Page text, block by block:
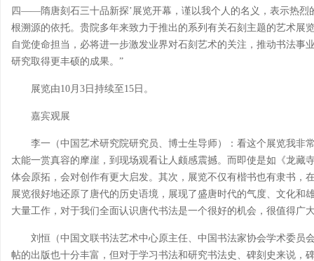
四——隋唐刻石三十品新探’展览开幕，谨以我个人的名义，表示热
根溯源的依托。贵院多年来致力于推出的系列有关石刻主题的艺术展
自觉使命担当，必将进一步激发业界对石刻艺术的关注，推动书法事
研究取得更丰硕的成果。”
展览由10月3日持续至15日。
嘉宾观展
李一（中国艺术研究院研究员、博士生导师）：看这个展览我非
太能一赏真容的摩崖，到现场观看让人颇感震撼。而即使是如《龙藏
体会原拓，会对创作有更大启发。其次，展览不仅有楷书也有隶书，
展览很好地还原了唐代的历史语境，展现了盛唐时代的气度、文化和
大量工作，对于我们全面认识唐代书法是一个很好的机会，很值得广
刘恒（中国文联书法艺术中心原主任、中国书法家协会学术委员
帖的出版也十分丰富，但对于学习书法和研究书法史、碑刻史来说，